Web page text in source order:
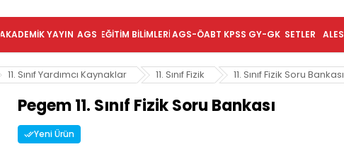
ALES
SETLER
KPSS GY-GK
AGS-ÖABT
EĞITIM BILIMLERI
AGS
AKADEMIK YAYIN
11. Sınıf Yardımcı Kaynaklar 11. Sınıf Fizik 11. Sınıf Fizik Soru Bankası
Pegem 11. Sınıf Fizik Soru Bankası
Yeni Ürün